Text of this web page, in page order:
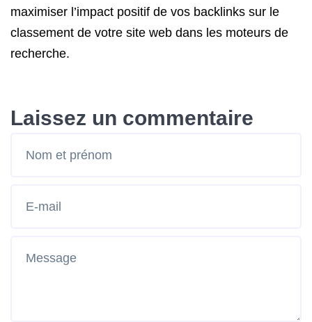
maximiser l’impact positif de vos backlinks sur le
classement de votre site web dans les moteurs de
recherche.
Laissez un commentaire